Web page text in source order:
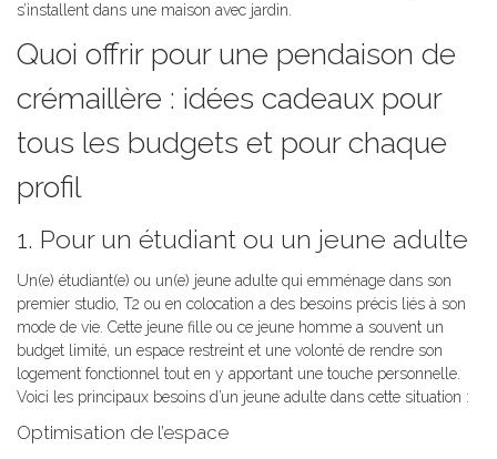
s’installent dans une maison avec jardin.
Quoi offrir pour une pendaison de
crémaillère : idées cadeaux pour
tous les budgets et pour chaque
profil
1. Pour un étudiant ou un jeune adulte
Un(e) étudiant(e) ou un(e) jeune adulte qui emménage dans son
premier studio, T2 ou en colocation a des besoins précis liés à son
mode de vie. Cette jeune fille ou ce jeune homme a souvent un
budget limité, un espace restreint et une volonté de rendre son
logement fonctionnel tout en y apportant une touche personnelle.
Voici les principaux besoins d’un jeune adulte dans cette situation :
Optimisation de l’espace